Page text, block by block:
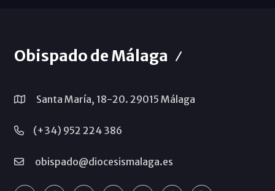
Obispado de Málaga
Santa María, 18-20. 29015 Málaga
(+34) 952 224 386
obispado@diocesismalaga.es